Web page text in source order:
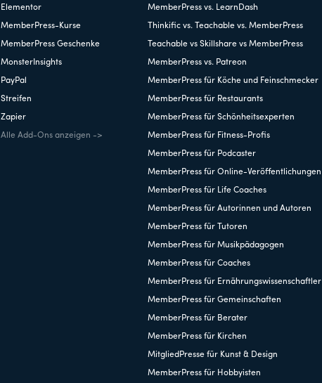
Elementor
MemberPress-Kurse
MemberPress Geschenke
MonsterInsights
PayPal
Streifen
Zapier
Alle Add-Ons anzeigen ->
MemberPress vs. LearnDash
Thinkific vs. Teachable vs. MemberPress
Teachable vs Skillshare vs MemberPress
MemberPress vs. Patreon
MemberPress für Köche und Feinschmecker
MemberPress für Restaurants
MemberPress für Schönheitsexperten
MemberPress für Fitness-Profis
MemberPress für Podcaster
MemberPress für Online-Veröffentlichungen
MemberPress für Life Coaches
MemberPress für Autorinnen und Autoren
MemberPress für Tutoren
MemberPress für Musikpädagogen
MemberPress für Coaches
MemberPress für Ernährungswissenschaftler
MemberPress für Gemeinschaften
MemberPress für Berater
MemberPress für Kirchen
MitgliedPresse für Kunst & Design
MemberPress für Hobbyisten